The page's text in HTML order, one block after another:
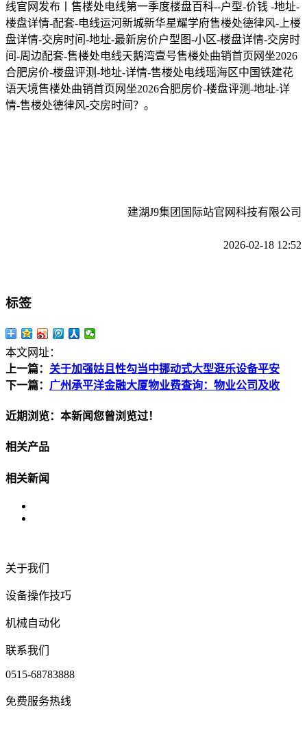
线官网发布丨售楼处电线第一季度楼盘百科--户型-价钱 -地址-
楼盘详情-配套-电线运河新城新华星耀学府售楼处德律风-上楼
盘详情-交房时间-地址-最新房价户型图-小区-楼盘详情-交房时
间-周边配套-售楼处电线天鹅湾壹号售楼处曲销首页网坐2026
合肥房价-楼盘评测-地址-详情-售楼处电线瑶海区中国铁建花
语天境售楼处曲销首页网坐2026合肥房价-楼盘评测-地址-详
情-售楼处德律风-交房时间？。
建湖J9集团国际站官网科技有限公司
2026-02-18 12:52
标签
本文网址：
上一篇： 关于加强姑且性勾当中挪动式大型逛乐设备平安
下一篇： 广州承平洋金融大厦物业费查询：物业公司及收
近期浏览：本新闻您曾浏览过！
相关产品
相关新闻
关于我们
设备操作技巧
机械自动化
联系我们
0515-68783888
免费服务热线